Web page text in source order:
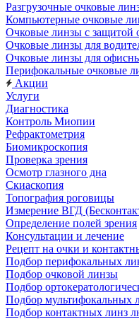
Разгрузочные очковые
Компьютерные очковые
Очковые линзы с защитой
Очковые линзы для
Очковые линзы для
Перифокальные очковые
Акции
Услуги
Диагностика
Контроль Миопии
Рефрактометрия
Биомикроскопия
Проверка зрения
Осмотр глазного дна
Скиаскопия
Топография роговицы
Измерение ВГД
Определение полей зрения
Консультации и лечение
Рецепт на очки и
Подбор перифокальных
Подбор очковой линзы
Подбор
Подбор мультифокальных
Подбор контактных линз